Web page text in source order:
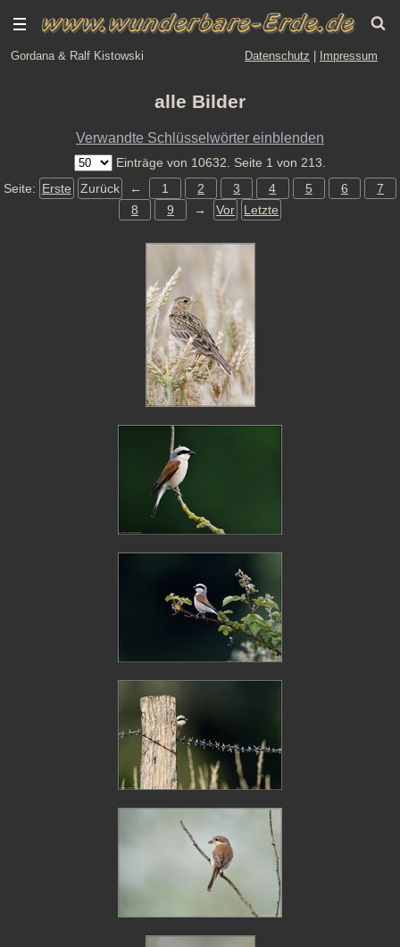
Gordana & Ralf Kistowski Datenschutz Impressum
alle Bilder
Verwandte Schlüsselwörter einblenden
Einträge von 10632. Seite 1 von 213.
Seite: Erste Zurück ← 1 2 3 4 5 6
7
8
9 → Vor Letzte